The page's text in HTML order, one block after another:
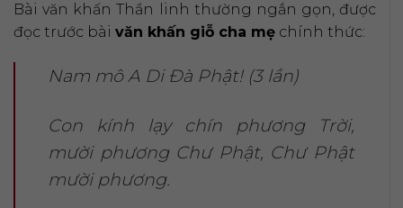
Bài văn khấn Thần linh thường ngắn gọn, được
đọc trước bài văn khấn giỗ cha mẹ chính thức:
Nam mô A Di Đà Phật! (3 lần)
Con kính lạy chín phương Trời,
mười phương Chư Phật, Chư Phật
mười phương.